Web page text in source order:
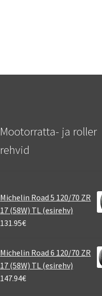
Mootorratta- ja roller
rehvid
Michelin Road 5 120/70 ZR
17 (58W) TL (esirehv)
131.95€
Michelin Road 6 120/70 ZR
17 (58W) TL (esirehv)
147.94€